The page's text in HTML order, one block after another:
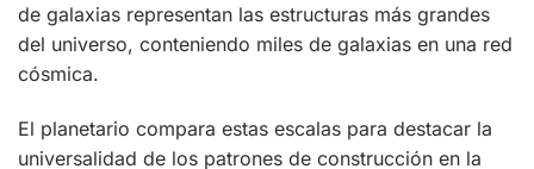
de galaxias representan las estructuras más grandes
del universo, conteniendo miles de galaxias en una red
cósmica.
El planetario compara estas escalas para destacar la
universalidad de los patrones de construcción en la